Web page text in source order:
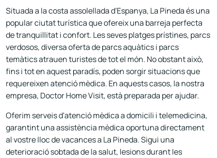
Situada a la costa assolellada d'Espanya, La Pineda és una
popular ciutat turística que ofereix una barreja perfecta
de tranquillitat i confort. Les seves platges prístines, parcs
verdosos, diversa oferta de parcs aquàtics i parcs
temàtics atrauen turistes de tot el món. No obstant això,
fins i tot en aquest paradís, poden sorgir situacions que
requereixen atenció mèdica. En aquests casos, la nostra
empresa, Doctor Home Visit, està preparada per ajudar.
Oferim serveis d'atenció mèdica a domicili i telemedicina,
garantint una assistència mèdica oportuna directament
al vostre lloc de vacances a La Pineda. Sigui una
deterioració sobtada de la salut, lesions durant les